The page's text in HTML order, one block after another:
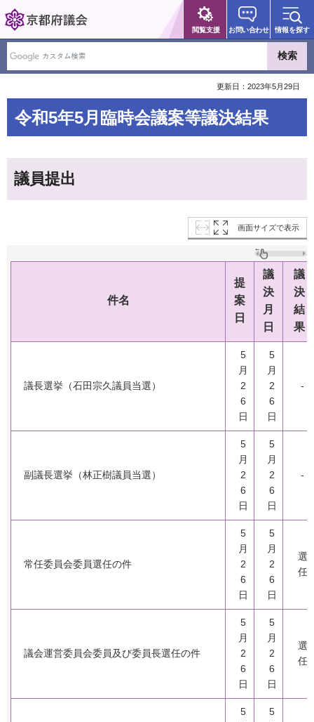
京都府議会
閲覧支援 お問い合わせ 情報を探す
更新日：2023年5月29日
令和5年5月臨時会議案等議決結果
議員提出
画面サイズで表示
件名
提
案
日
議
決
月
日
議
決
結
果
議長選挙（石田宗久議員当選）
5
月
2
6
日
5
月
2
6
日
-
副議長選挙（林正樹議員当選）
5
月
2
6
日
5
月
2
6
日
-
常任委員会委員選任の件
5
月
2
6
日
5
月
2
6
日
選
任
議会運営委員会委員及び委員長選任の件
5
月
2
6
日
5
月
2
6
日
選
任
5
5